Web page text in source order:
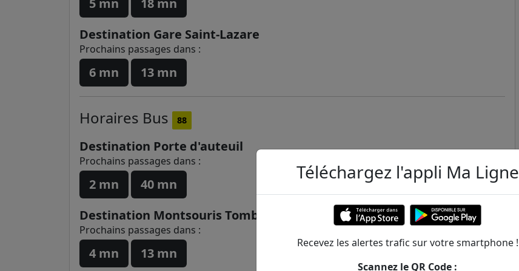
5 mn
18 mn
Destination Gare Saint-Lazare
Prochains passages dans :
6 mn 13 mn
Horaires Bus 88
Destination Porte d'auteuil
Prochains passages dans :
2 mn
40 mn
Destination Montsouris Tombe Issoire
Prochains passages dans :
4 mn 13 mn
Téléchargez l'appli Ma Ligne
Recevez les alertes trafic sur votre smartphone !
Scannez le QR Code :